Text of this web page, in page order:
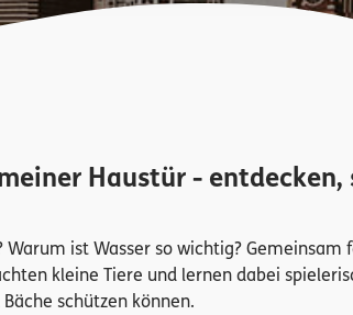
Haustür - entdecken,
Warum ist Wasser so wichtig? Gemeinsam
kleine Tiere und lernen dabei
schützen können.